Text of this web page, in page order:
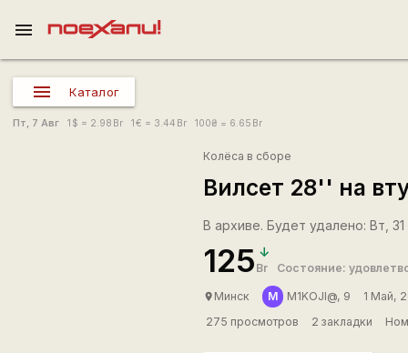
menu
Каталог
Пт, 7 Авг 1 $ = 2.98 Br 1€ = 3.44 Br 100₴ = 6.65 Br
Колёса в сборе
Вилсет 28'' на
В архиве. Будет удалено: Вт, 31
125 Br Состояние:
place Минск M M1KOJl@, 9
1 Май,
275 просмотров
2 закладки